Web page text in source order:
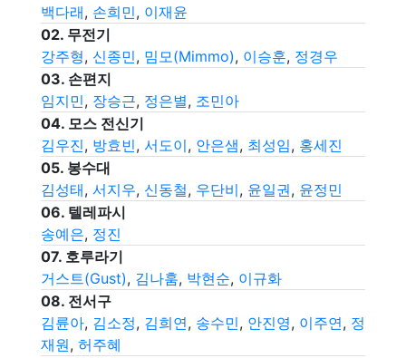
백다래, 손희민, 이재윤
02. 무전기
강주형, 신종민, 밈모(Mimmo), 이승훈, 정경우
03. 손편지
임지민, 장승근, 정은별, 조민아
04. 모스 전신기
김우진, 방효빈, 서도이, 안은샘, 최성임, 홍세진
05. 봉수대
김성태, 서지우, 신동철, 우단비, 윤일권, 윤정민
06. 텔레파시
송예은, 정진
07. 호루라기
거스트(Gust), 김나훔, 박현순, 이규화
08. 전서구
김륜아, 김소정, 김희연, 송수민, 안진영, 이주연, 정
재원, 허주혜